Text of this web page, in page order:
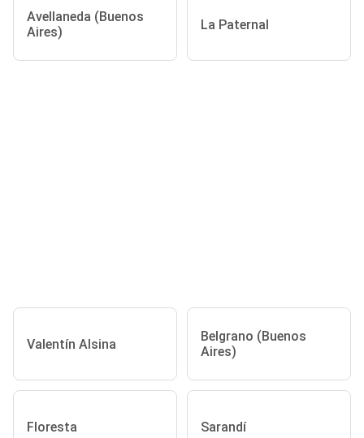
Avellaneda (Buenos
Aires)
La Paternal
Valentín Alsina
Belgrano (Buenos
Aires)
Floresta Sarandí